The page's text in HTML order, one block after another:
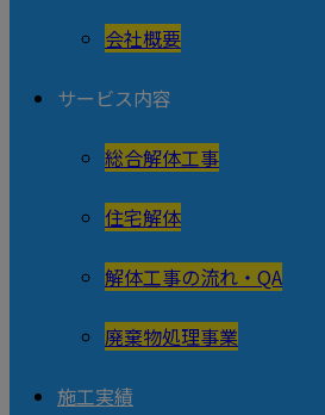
会社概要
サービス内容
総合解体工事
住宅解体
解体工事の流れ・QA
廃棄物処理事業
施工実績